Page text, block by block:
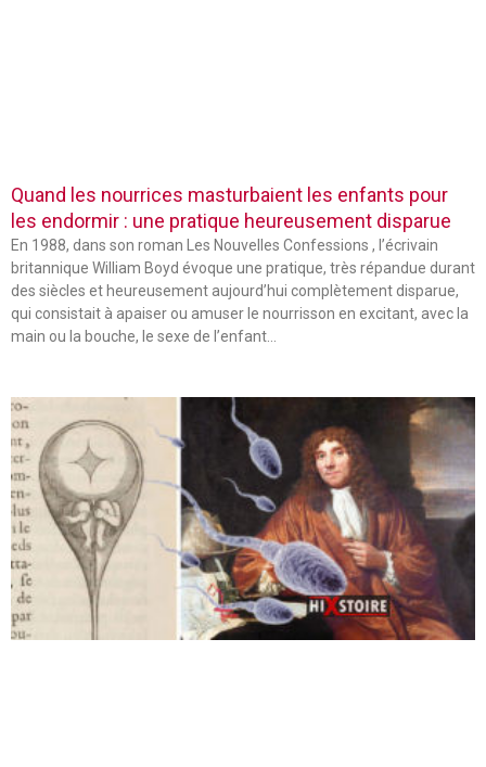
Quand les nourrices masturbaient les enfants pour
les endormir : une pratique heureusement disparue
En 1988, dans son roman Les Nouvelles Confessions , l’écrivain
britannique William Boyd évoque une pratique, très répandue durant
des siècles et heureusement aujourd’hui complètement disparue,
qui consistait à apaiser ou amuser le nourrisson en excitant, avec la
main ou la bouche, le sexe de l’enfant…